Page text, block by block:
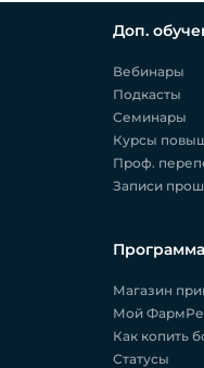
Доп.
Вебинары
Подкасты
Семинары
Курсы
Проф.
Записи
Магазин
Мой
Как копить
Статусы